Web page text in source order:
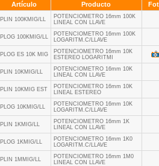
Artículo
Producto
PLIN 100KMIG/LL
POTENCIOMETRO 16mm 100K
LINEAL CON LLAVE
PLOG 100KMIG/LL
POTENCIOMETRO 16mm 100K
LOGARITM.C/LLAVE
PLOG ES 10K MIG
POTENCIOMETRO 16mm 10K
ESTEREO LOGARITMI
PLIN 10KMIG/LL
POTENCIOMETRO 16mm 10K
LINEAL CON LLAVE
PLIN 10KMIG EST
POTENCIOMETRO 16mm 10K
LINEAL ESTEREO
PLOG 10KMIG/LL
POTENCIOMETRO 16mm 10K
LOGARITM.C/LLAVE
PLIN 1KMIG/LL
POTENCIOMETRO 16mm 1K
LINEAL CON LLAVE
PLOG 1KMIG/LL
POTENCIOMETRO 16mm 1K0
LOGARITM.C/LLAVE
PLIN 1MMIG/LL
POTENCIOMETRO 16mm 1M0
LINEAL CON LLAVE